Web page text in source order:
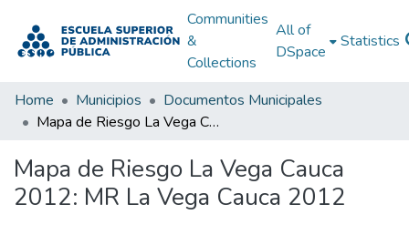
Communities
&
Collections
All of
DSpace
Statistics
Home Municipios
Documentos Municipales
Mapa de Riesgo La Vega Cauca 2012: MR La Vega Cauca 2012
Mapa de Riesgo La Vega Cauca
2012: MR La Vega Cauca 2012